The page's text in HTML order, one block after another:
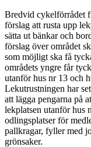
Bredvid cykelförrådet
förslag att rusta upp
sätta ut bänkar och
förslag över området
som möjligt ska få
områdets yngre får
utanför hus nr 13 och
Lekutrustningen har
att lägga pengarna på
lekplatsen utanför hus
odlingsplatser för
pallkragar, fyller med
grönsaker.